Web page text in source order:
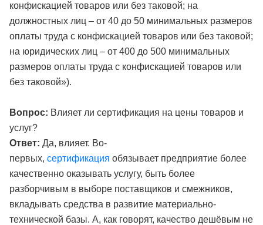
конфискацией товаров или без таковой; на
должностных лиц – от 40 до 50 минимальных размеров
оплаты труда с конфискацией товаров или без таковой;
на юридических лиц – от 400 до 500 минимальных
размеров оплаты труда с конфискацией товаров или
без таковой»).
Вопрос: Влияет ли сертификация на цены товаров и
услуг?
Ответ: Да, влияет. Во-
первых, сертификация обязывает предприятие более
качественно оказывать услугу, быть более
разборчивым в выборе поставщиков и смежников,
вкладывать средства в развитие материально-
технической базы. А, как говорят, качество дешёвым не